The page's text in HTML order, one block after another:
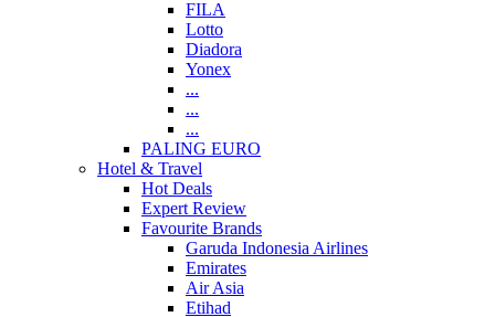
FILA
Lotto
Diadora
Yonex
...
...
...
PALING EURO
Hotel & Travel
Hot Deals
Expert Review
Favourite Brands
Garuda Indonesia Airlines
Emirates
Air Asia
Etihad